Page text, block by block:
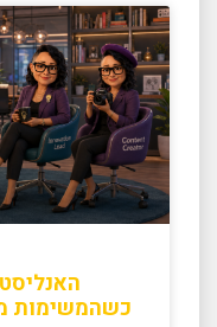
כשהמשימות